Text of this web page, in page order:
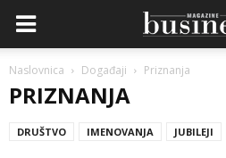
Naslovnica Događaji Priznanja
PRIZNANJA
DRUŠTVO IMENOVANJA JUBILEJI